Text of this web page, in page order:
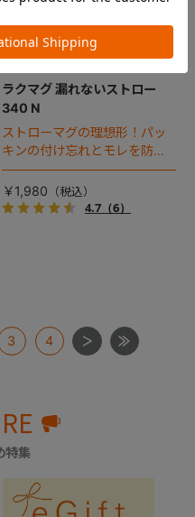
ラクマグ 漏れないストロー
340 N
ストローマグの理想形！パッ
キンの付け忘れとモレを防
ぐ、パーツ一体形状を採用。
340ｍlラージボトル。※新パ
ッケージ対応品
￥1,980
4.7（6）
3 4
特集